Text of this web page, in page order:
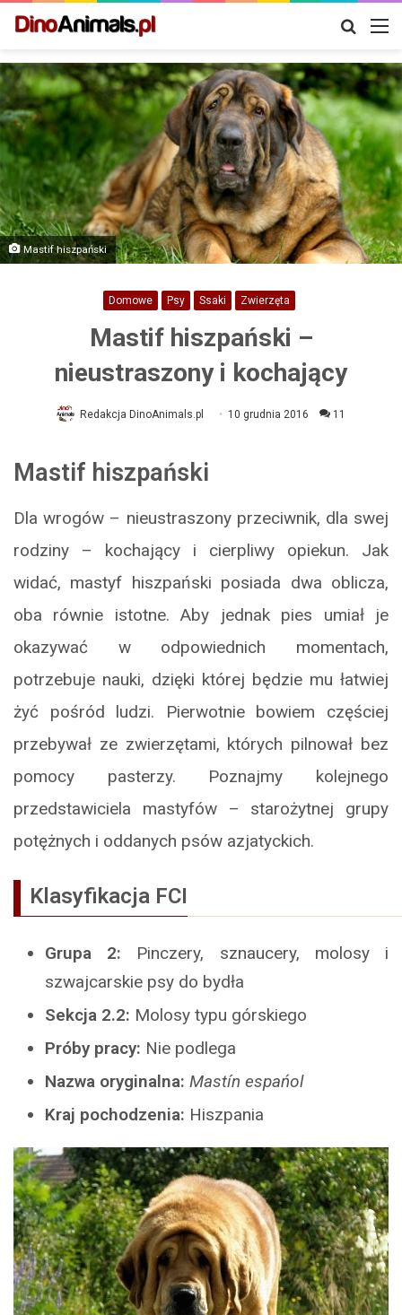
Szukaj
Mastif hiszpański
Domowe Psy Ssaki Zwierzęta
Mastif hiszpański –
nieustraszony i kochający
Redakcja DinoAnimals.pl 10 grudnia 2016 11
Mastif hiszpański
Dla wrogów – nieustraszony przeciwnik, dla swej
rodziny – kochający i cierpliwy opiekun. Jak
widać, mastyf hiszpański posiada dwa oblicza,
oba równie istotne. Aby jednak pies umiał je
okazywać w odpowiednich momentach,
potrzebuje nauki, dzięki której będzie mu łatwiej
żyć pośród ludzi. Pierwotnie bowiem częściej
przebywał ze zwierzętami, których pilnował bez
pomocy pasterzy. Poznajmy kolejnego
przedstawiciela mastyfów – starożytnej grupy
potężnych i oddanych psów azjatyckich.
Klasyfikacja FCI
Grupa 2: Pinczery, sznaucery, molosy i
szwajcarskie psy do bydła
Sekcja 2.2: Molosy typu górskiego
Próby pracy: Nie podlega
Nazwa oryginalna: Mastín espańol
Kraj pochodzenia: Hiszpania